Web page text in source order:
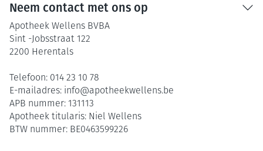
Neem contact met ons op
Apotheek Wellens BVBA
Sint -Jobsstraat 122
2200 Herentals
Telefoon: 014 23 10 78
E-mailadres: info@apotheekwellens.be
APB nummer: 131113
Apotheek titularis: Niel Wellens
BTW nummer: BE0463599226